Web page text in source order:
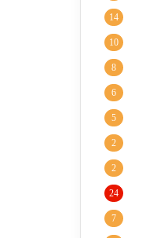
14
10
8
6
5
2
2
24
7